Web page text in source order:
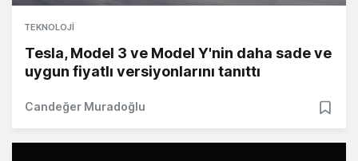
TEKNOLOJI
Tesla, Model 3 ve Model Y'nin daha sade ve
uygun fiyatlı versiyonlarını tanıttı
Candeğer Muradoğlu